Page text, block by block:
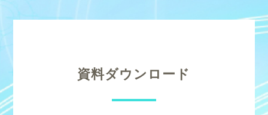
資料ダウンロード